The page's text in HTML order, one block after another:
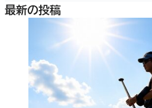
最新の投稿